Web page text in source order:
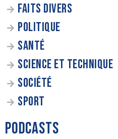
FAITS DIVERS
POLITIQUE
SANTÉ
SCIENCE ET TECHNIQUE
SOCIÉTÉ
SPORT
PODCASTS